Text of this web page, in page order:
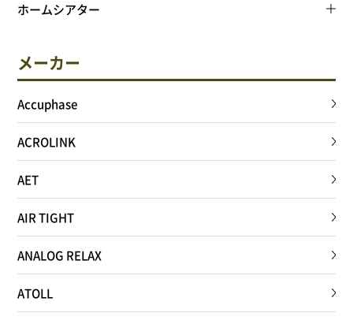
プライバシーポリシー
サイトポリシー
ホームシアター
メーカー
Accuphase
ACROLINK
AET
AIR TIGHT
ANALOG RELAX
ATOLL